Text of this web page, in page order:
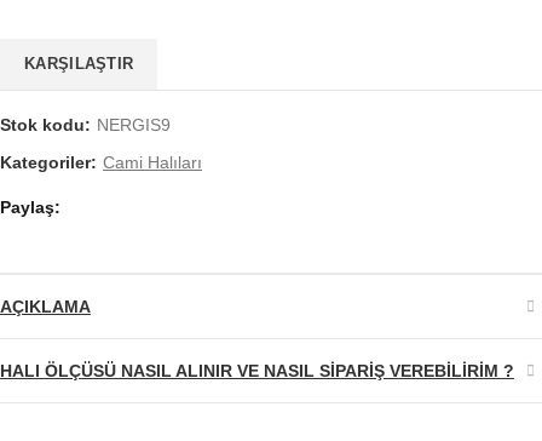
KARŞILAŞTIR
Stok kodu: NERGIS9
Kategoriler: Cami Halıları
Paylaş
AÇIKLAMA
HALI ÖLÇÜSÜ NASIL ALINIR VE NASIL SIPARIŞ VEREBILIRIM ?